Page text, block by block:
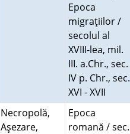
Epoca
migraţiilor /
secolul al
XVIII-lea, mil.
III. a.Chr., sec.
IV p. Chr., sec.
XVI - XVII
Necropolă,
Aşezare,
Epoca
romană / sec.